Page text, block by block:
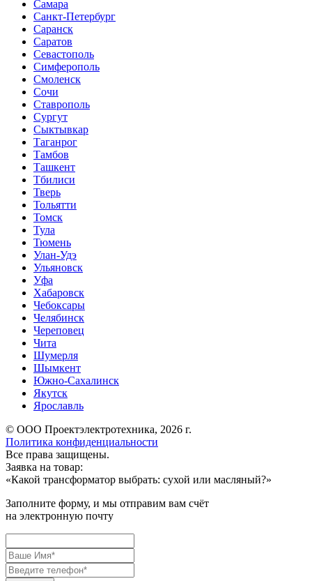
Самара
Санкт-Петербург
Саранск
Саратов
Севастополь
Симферополь
Смоленск
Сочи
Ставрополь
Сургут
Сыктывкар
Таганрог
Тамбов
Ташкент
Тбилиси
Тверь
Тольятти
Томск
Тула
Тюмень
Улан-Удэ
Ульяновск
Уфа
Хабаровск
Чебоксары
Челябинск
Череповец
Чита
Шумерля
Шымкент
Южно-Сахалинск
Якутск
Ярославль
© ООО Проектэлектротехника, 2026 г.
Политика конфиденциальности
Все права защищены.
Заявка на товар:
«Какой трансформатор выбрать: cухой или масляный?»
Заполните форму, и мы отправим вам счёт
на электронную почту